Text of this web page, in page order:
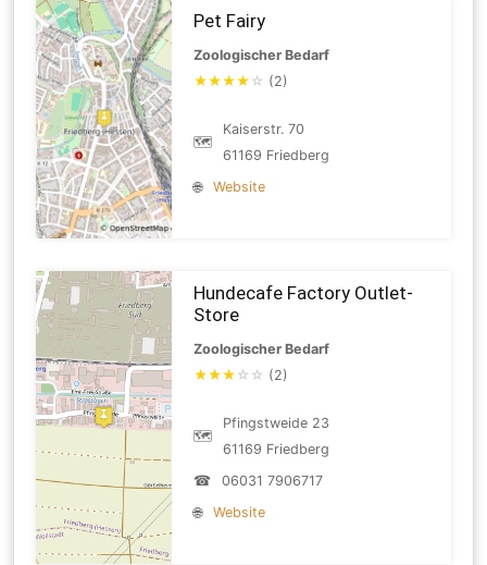
Pet Fairy
Zoologischer Bedarf
★★★★ ☆ (2)
🗺
Kaiserstr. 70
61169 Friedberg
🌐
Website
Hundecafe Factory Outlet-
Store
Zoologischer Bedarf
★★★ ☆ ☆ (2)
🗺
Pfingstweide 23
61169 Friedberg
☎
06031 7906717
🌐
Website